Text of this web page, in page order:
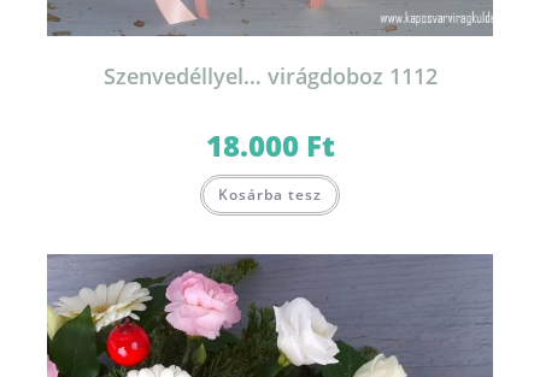
Szenvedéllyel… virágdoboz 1112
18.000 Ft
Kosárba tesz